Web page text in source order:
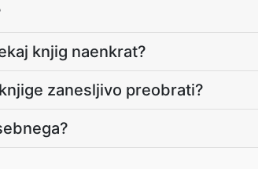
knjig naenkrat?
zanesljivo preobrati?